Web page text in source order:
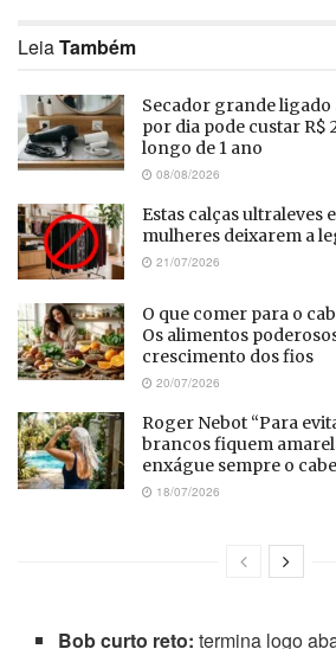
LeiaTambém
Secador grande ligado
por dia pode custar R$
longo de 1 ano
08/08/2026
Estas calças ultraleves
mulheres deixarem a
21/07/2026
O que comer para o
Os alimentos
crescimento dos fios
20/07/2026
Roger Nebot “Para
brancos fiquem
enxágue sempre o
18/07/2026
Bob curto reto: termina logo